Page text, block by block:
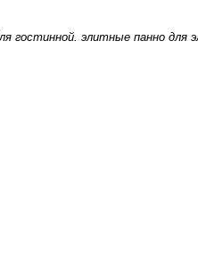
гостинной. элитные панно для